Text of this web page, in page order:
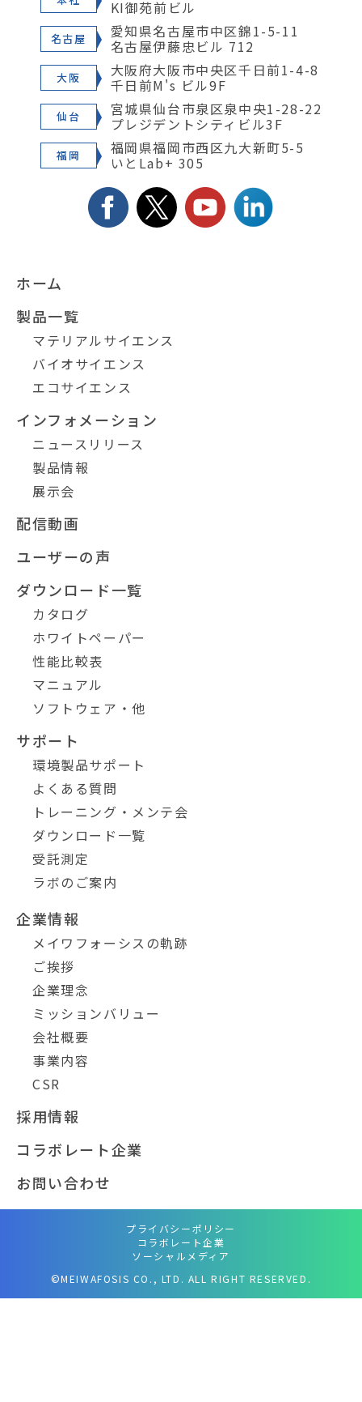
KI御苑前ビル
名古屋 愛知県名古屋市中区錦1-5-11
名古屋伊藤忠ビル 712
大阪 大阪府大阪市中央区千日前1-4-8
千日前M's ビル9F
仙台 宮城県仙台市泉区泉中央1-28-22
プレジデントシティビル3F
福岡 福岡県福岡市西区九大新町5-5
いとLab+ 305
ホーム
製品一覧
マテリアルサイエンス
バイオサイエンス
エコサイエンス
インフォメーション
ニュースリリース
製品情報
展示会
配信動画
ユーザーの声
ダウンロード一覧
カタログ
ホワイトペーパー
性能比較表
マニュアル
ソフトウェア・他
サポート
環境製品サポート
よくある質問
トレーニング・メンテ会
ダウンロード一覧
受託測定
ラボのご案内
企業情報
メイワフォーシスの軌跡
ご挨拶
企業理念
ミッションバリュー
会社概要
事業内容
CSR
採用情報
コラボレート企業
お問い合わせ
プライバシーポリシー
コラボレート企業
ソーシャルメディア
©MEIWAFOSIS CO., LTD. ALL RIGHT RESERVED.